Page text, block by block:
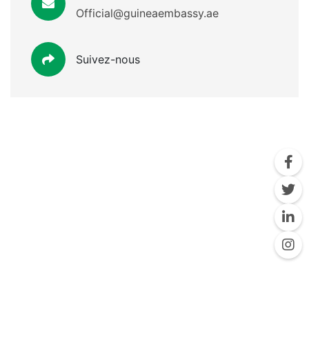
Official@guineaembassy.ae
Suivez-nous